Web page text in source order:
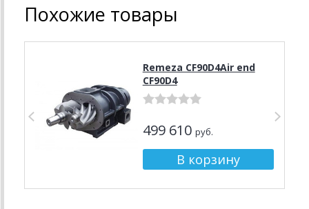
Похожие товары
Remeza CF90D4Air end
CF90D4
499 610 руб.